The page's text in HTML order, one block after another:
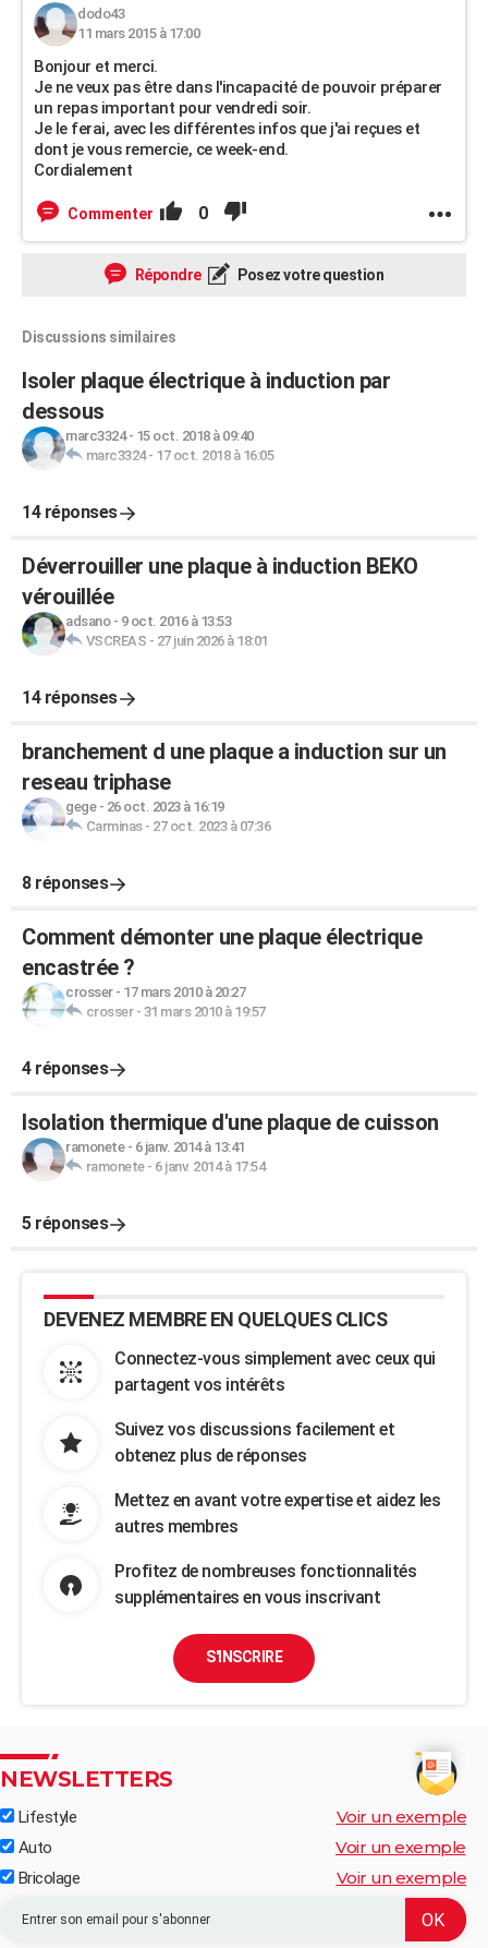
dodo43
11 mars 2015 à 17:00
Bonjour et merci.
Je ne veux pas être dans l'incapacité de pouvoir préparer
un repas important pour vendredi soir.
Je le ferai, avec les différentes infos que j'ai reçues et
dont je vous remercie, ce week-end.
Cordialement
Commenter 0
Répondre Posez votre question
Discussions similaires
Isoler plaque électrique à induction par
dessous
marc3324- 15 oct. 2018 à 09:40
marc3324- 17 oct. 2018 à 16:05
14 réponses
Déverrouiller une plaque à induction BEKO
vérouillée
adsano- 9 oct. 2016 à 13:53
VSCREAS - 27 juin 2026 à 18:01
14 réponses
branchement d une plaque a induction sur un
reseau triphase
gege- 26 oct. 2023 à 16:19
Carminas- 27 oct. 2023 à 07:36
8 réponses
Comment démonter une plaque électrique
encastrée ?
crosser- 17 mars 2010 à 20:27
crosser- 31 mars 2010 à 19:57
4 réponses
Isolation thermique d'une plaque de cuisson
ramonete- 6 janv. 2014 à 13:41
ramonete- 6 janv. 2014 à 17:54
5 réponses
DEVENEZ MEMBRE EN QUELQUES CLICS
Connectez-vous simplement avec ceux qui
partagent vos intérêts
Suivez vos discussions facilement et
obtenez plus de réponses
Mettez en avant votre expertise et aidez les
autres membres
Profitez de nombreuses fonctionnalités
supplémentaires en vous inscrivant
S'INSCRIRE
NEWSLETTERS
Lifestyle Voir un exemple
Auto Voir un exemple
Bricolage Voir un exemple